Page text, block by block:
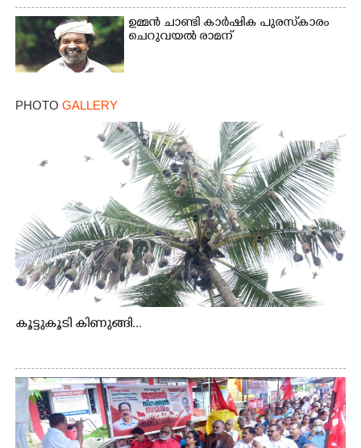
ഉമ്മൻ ചാണ്ടി കാർഷിക പുരസ്‌കാരം
ചെറുവയൽ രാമന്
PHOTO GALLERY
കൂട്ടുകൂടി കിണുങ്ങി...